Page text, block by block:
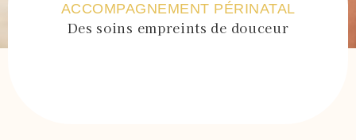
ACCOMPAGNEMENT PÉRINATAL
Des soins empreints de douceur